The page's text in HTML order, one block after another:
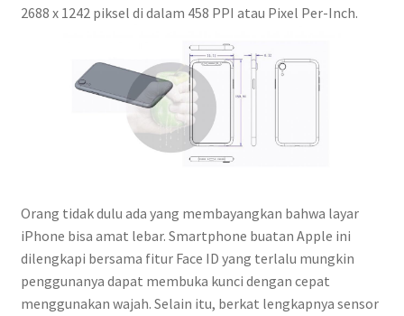
2688 x 1242 piksel di dalam 458 PPI atau Pixel Per-Inch.
Orang tidak dulu ada yang membayangkan bahwa layar
iPhone bisa amat lebar. Smartphone buatan Apple ini
dilengkapi bersama fitur Face ID yang terlalu mungkin
penggunanya dapat membuka kunci dengan cepat
menggunakan wajah. Selain itu, berkat lengkapnya sensor